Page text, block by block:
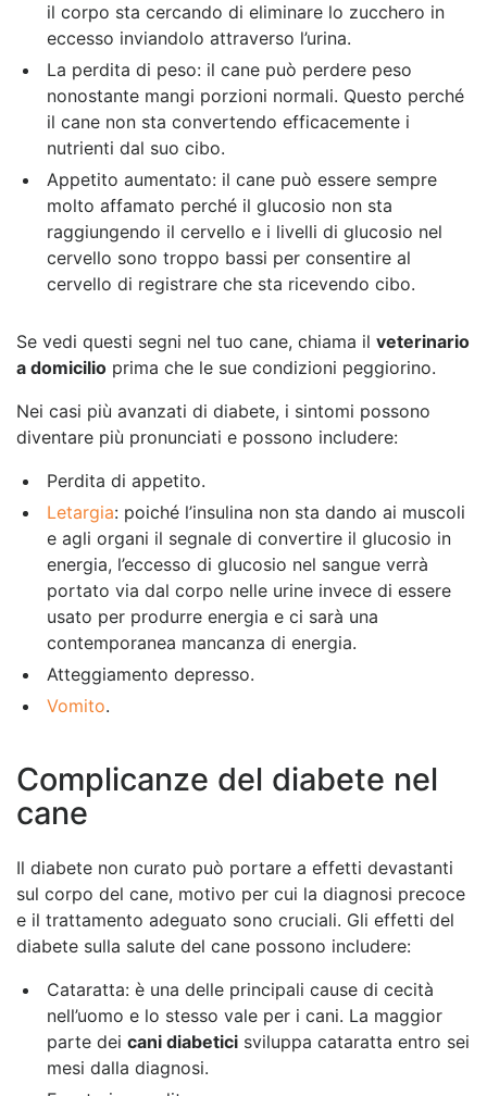
il corpo sta cercando di eliminare lo zucchero in
eccesso inviandolo attraverso l’urina.
La perdita di peso: il cane può perdere peso
nonostante mangi porzioni normali. Questo perché
il cane non sta convertendo efficacemente i
nutrienti dal suo cibo.
Appetito aumentato: il cane può essere sempre
molto affamato perché il glucosio non sta
raggiungendo il cervello e i livelli di glucosio nel
cervello sono troppo bassi per consentire al
cervello di registrare che sta ricevendo cibo.
Se vedi questi segni nel tuo cane, chiama il veterinario
a domicilio prima che le sue condizioni peggiorino.
Nei casi più avanzati di diabete, i sintomi possono
diventare più pronunciati e possono includere:
Perdita di appetito.
Letargia: poiché l’insulina non sta dando ai muscoli
e agli organi il segnale di convertire il glucosio in
energia, l’eccesso di glucosio nel sangue verrà
portato via dal corpo nelle urine invece di essere
usato per produrre energia e ci sarà una
contemporanea mancanza di energia.
Atteggiamento depresso.
Vomito.
Complicanze del diabete nel
cane
Il diabete non curato può portare a effetti devastanti
sul corpo del cane, motivo per cui la diagnosi precoce
e il trattamento adeguato sono cruciali. Gli effetti del
diabete sulla salute del cane possono includere:
Cataratta: è una delle principali cause di cecità
nell’uomo e lo stesso vale per i cani. La maggior
parte dei cani diabetici sviluppa cataratta entro sei
mesi dalla diagnosi.